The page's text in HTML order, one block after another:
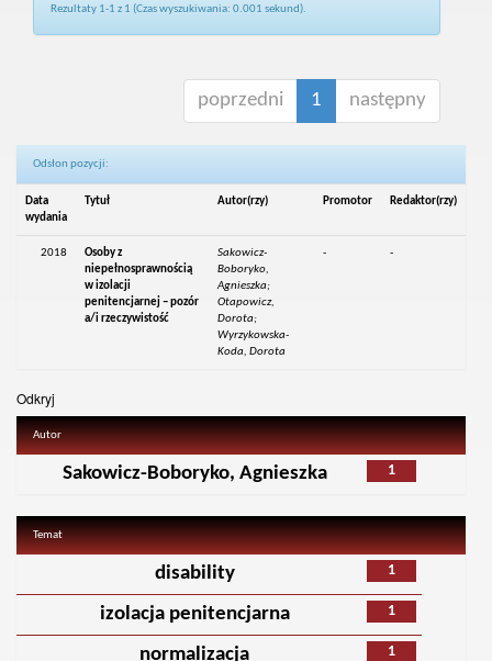
Rezultaty 1-1 z 1 (Czas wyszukiwania: 0.001 sekund).
poprzedni 1 następny
Odsłon pozycji:
Data
wydania
Tytuł Autor(rzy) Promotor Redaktor(rzy)
2018
Osoby z
niepełnosprawnością
w izolacji
penitencjarnej – pozór
a/i rzeczywistość
Sakowicz-
Boboryko,
Agnieszka;
Otapowicz,
Dorota;
Wyrzykowska-
Koda, Dorota
- -
Odkryj
Autor
1
Sakowicz-Boboryko, Agnieszka
Temat
1
disability
1
izolacja penitencjarna
1
normalizacja